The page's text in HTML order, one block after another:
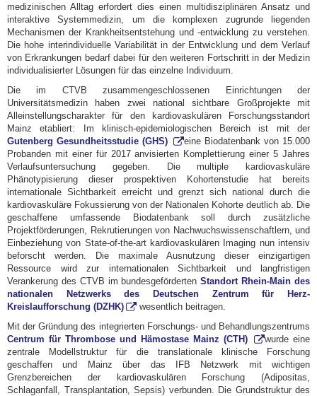
medizinischen Alltag erfordert dies einen multidisziplinären Ansatz und
interaktive Systemmedizin, um die komplexen zugrunde liegenden
Mechanismen der Krankheitsentstehung und -entwicklung zu verstehen.
Die hohe interindividuelle Variabilität in der Entwicklung und dem Verlauf
von Erkrankungen bedarf dabei für den weiteren Fortschritt in der Medizin
individualisierter Lösungen für das einzelne Individuum.
Die im CTVB zusammengeschlossenen Einrichtungen der
Universitätsmedizin haben zwei national sichtbare Großprojekte mit
Alleinstellungscharakter für den kardiovaskulären Forschungsstandort
Mainz etabliert: Im klinisch-epidemiologischen Bereich ist mit der
Gutenberg Gesundheitsstudie (GHS)
eine Biodatenbank von 15.000
Probanden mit einer für 2017 anvisierten Komplettierung einer 5 Jahres
Verlaufsuntersuchung gegeben. Die multiple kardiovaskuläre
Phänotypisierung dieser prospektiven Kohortenstudie hat bereits
internationale Sichtbarkeit erreicht und grenzt sich national durch die
kardiovaskuläre Fokussierung von der Nationalen Kohorte deutlich ab. Die
geschaffene umfassende Biodatenbank soll durch zusätzliche
Projektförderungen, Rekrutierungen von Nachwuchswissenschaftlern, und
Einbeziehung von State-of-the-art kardiovaskulären Imaging nun intensiv
beforscht werden. Die maximale Ausnutzung dieser einzigartigen
Ressource wird zur internationalen Sichtbarkeit und langfristigen
Verankerung des CTVB im bundesgefördertenStandort Rhein-Main des
nationalen Netzwerks des Deutschen Zentrum für Herz-
Kreislaufforschung (DZHK)
wesentlich beitragen.
Mit der Gründung des integrierten Forschungs- und Behandlungszentrums
Centrum für Thrombose und Hämostase Mainz (CTH)
wurde eine
zentrale Modellstruktur für die translationale klinische Forschung
geschaffen und Mainz über das IFB Netzwerk mit wichtigen
Grenzbereichen der kardiovaskulären Forschung (Adipositas,
Schlaganfall, Transplantation, Sepsis) verbunden. Die Grundstruktur des